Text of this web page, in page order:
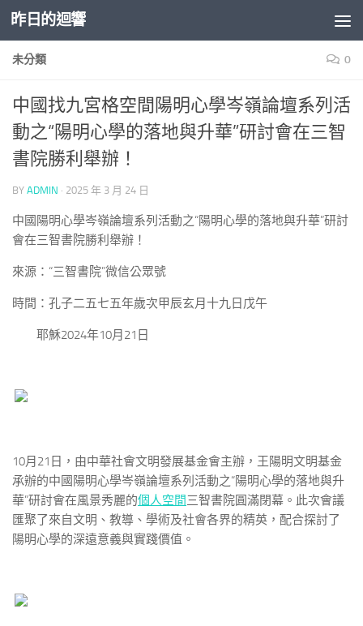
Skip to content
昨日的迴響
未分類 0
中國找九宮格空間陽明心學岑嶺論壇系列活
動之“陽明心學的落地與升華”研討會在三智
書院勝利舉辦！
BY ADMIN · 2025 年 3 月 24 日
中國陽明心學岑嶺論壇系列活動之“陽明心學的落地與升華”研討
會在三智書院勝利舉辦！
來源：“三智書院”微信公眾號
時間：孔子二五七五年歲次甲辰玄月十九日戊午
耶穌2024年10月21日
10月21日，由中華社會文明發展基金會主辦，王陽明文明基金
承辦的中國陽明心學岑嶺論壇系列活動之“陽明心學的落地與升
華”研討會在風景秀麗的個人空間三智書院圓滿閉幕。此次會議
匯聚了來自文明、教導、學術及社會各界的精英，配合探討了
陽明心學的深遠意義與實踐價值。